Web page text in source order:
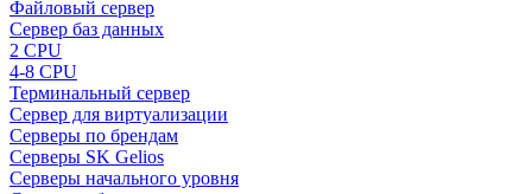
Файловый сервер
Сервер баз данных
2 CPU
4-8 CPU
Терминальный сервер
Сервер для виртуализации
Серверы по брендам
Серверы SK Gelios
Серверы начального уровня